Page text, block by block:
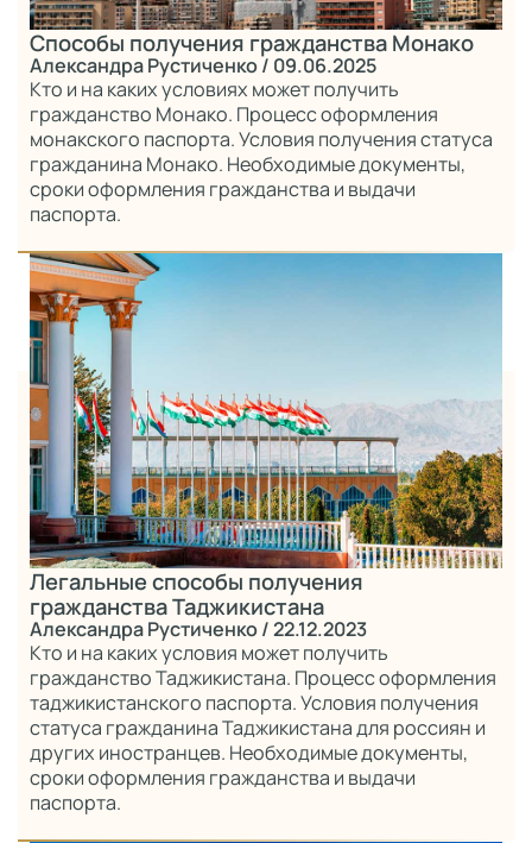
Способы получения гражданства Монако
Александра Рустиченко/ 09.06.2025
Кто и на каких условиях может получить
гражданство Монако. Процесс оформления
монакского паспорта. Условия получения статуса
гражданина Монако. Необходимые документы,
сроки оформления гражданства и выдачи
паспорта.
Легальные способы получения
гражданства Таджикистана
Александра Рустиченко/ 22.12.2023
Кто и на каких условия может получить
гражданство Таджикистана. Процесс оформления
таджикистанского паспорта. Условия получения
статуса гражданина Таджикистана для россиян и
других иностранцев. Необходимые документы,
сроки оформления гражданства и выдачи
паспорта.